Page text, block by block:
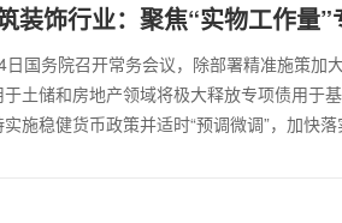
装饰行业：聚焦“实物工作量
日国务院召开常务会议，除部署精准施策加
于土储和房地产领域将极大释放专项债用于
实施稳健货币政策并适时“预调微调”，加快